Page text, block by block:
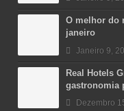
O melhor do
janeiro
Janeiro 9,
Real Hotels
gastronomia
Dezembro